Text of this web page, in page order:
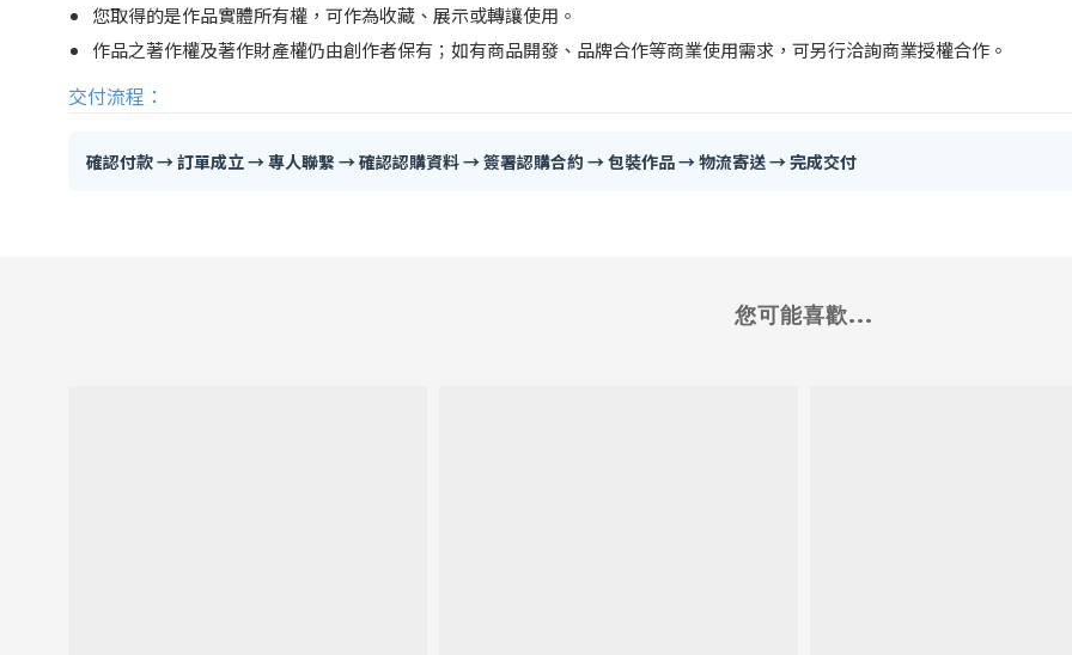
您取得的是作品實體所有權，可作為收藏、展示或轉讓使用。
作品之著作權及著作財產權仍由創作者保有；如有商品開發、品牌合作等商業使用需求，可另行洽詢商業授權合作。
交付流程：
確認付款 → 訂單成立 → 專人聯繫 → 確認認購資料 → 簽署認購合約 → 包裝作品 → 物流寄送 → 完成交付
您可能喜歡...